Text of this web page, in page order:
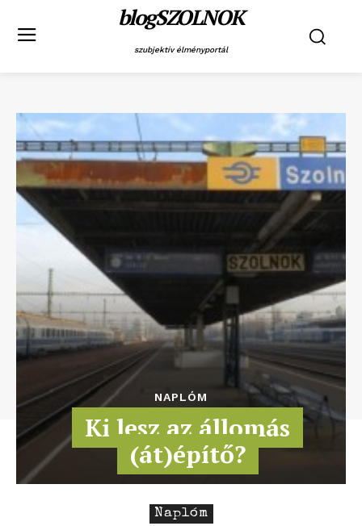
blogSZOLNOK
szubjektív élményportál
NAPLÓM
Ki lesz az állomás
(át)építő?
Naplóm